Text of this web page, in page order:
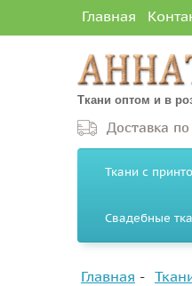
Главная
Ткани оптом и в
Доставка
Ткани с
Свадебные
Главная